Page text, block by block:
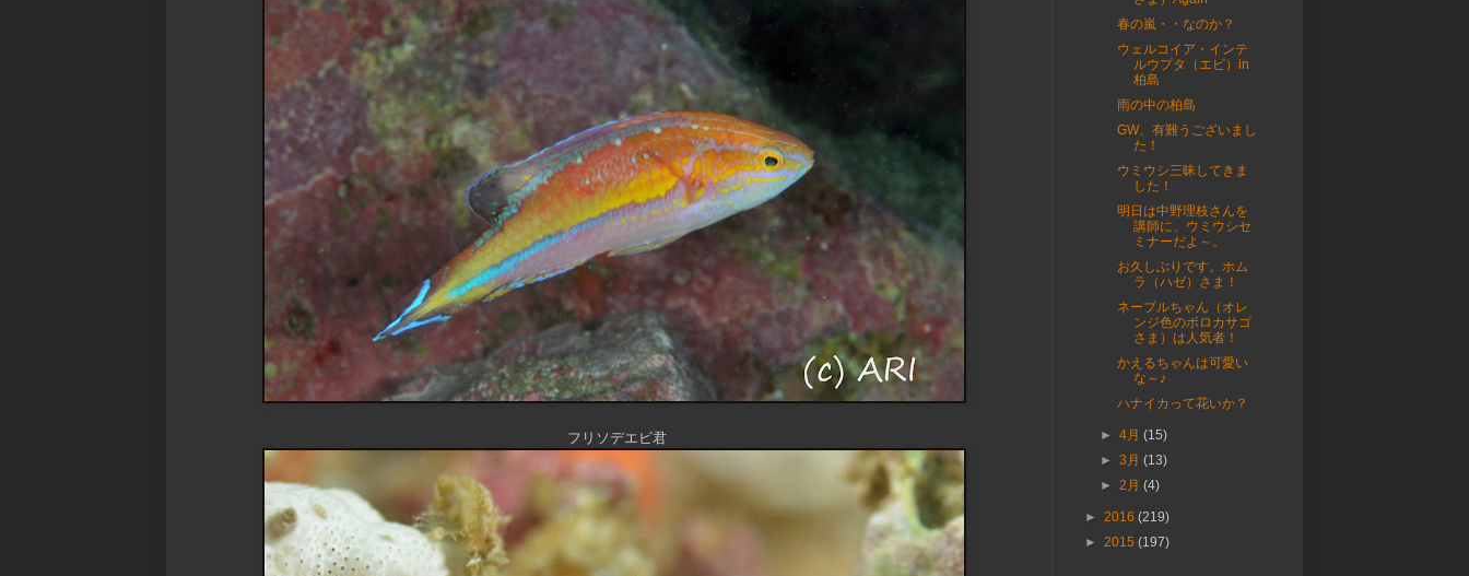
フリソデエビ君
春の嵐・・なのか？
ウェルコイア・インテ
ルウプタ（エビ）in
柏島
雨の中の柏島
GW、有難うございまし
た！
ウミウシ三昧してきま
した！
明日は中野理枝さんを
講師に、ウミウシセ
ミナーだよ～。
お久しぶりです。ホム
ラ（ハゼ）さま！
ネーブルちゃん（オレ
ンジ色のボロカサゴ
さま）は人気者！
かえるちゃんは可愛い
な～♪
ハナイカって花いか？
►4月(15)
►3月(13)
►2月(4)
► 2016 (219)
► 2015 (197)